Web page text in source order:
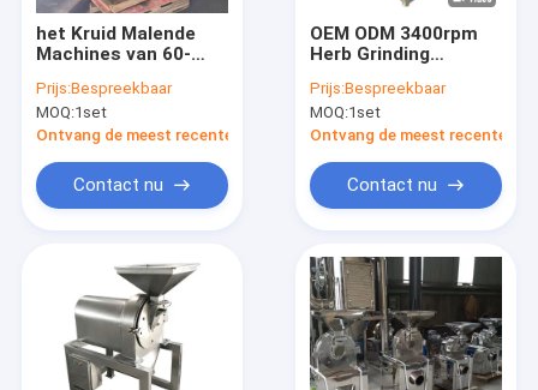
Producten
Over ons
het Kruid Malende
Machines van 60-
Prijs:Bespreekbaar
MOQ:1set
Ontvang de meest recente Prijs
Contact nu
OEM ODM 3400rpm
Herb Grinding
de Machine van de
Voedselmaalmachine
Prijs:Bespreekbaar
MOQ:1set
Ontvang de meest recente
Contact nu